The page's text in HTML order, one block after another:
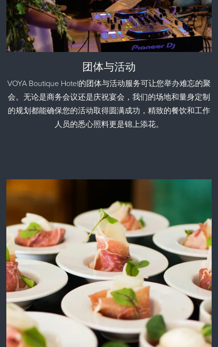
团体与活动
VOYA Boutique Hotel的团体与活动服务可让您举办难忘的聚
会。无论是商务会议还是庆祝宴会，我们的场地和量身定制
的规划都能确保您的活动取得圆满成功，精致的餐饮和工作
人员的悉心照料更是锦上添花。